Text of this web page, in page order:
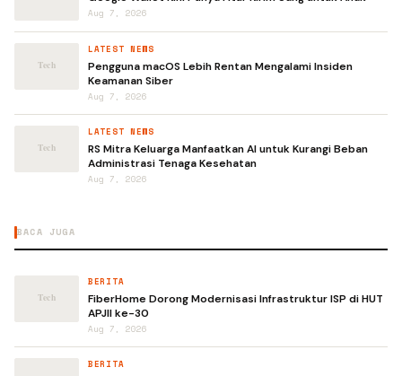
Aug 7, 2026
LATEST NEWS
Pengguna macOS Lebih Rentan Mengalami Insiden
Keamanan Siber
Aug 7, 2026
LATEST NEWS
RS Mitra Keluarga Manfaatkan AI untuk Kurangi Beban
Administrasi Tenaga Kesehatan
Aug 7, 2026
BACA JUGA
BERITA
FiberHome Dorong Modernisasi Infrastruktur ISP di HUT
APJII ke-30
Aug 7, 2026
BERITA